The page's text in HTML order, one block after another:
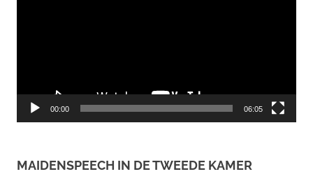
00:00 06:05
MAIDENSPEECH IN DE TWEEDE KAMER